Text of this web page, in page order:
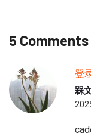
5 Comments
登
槑